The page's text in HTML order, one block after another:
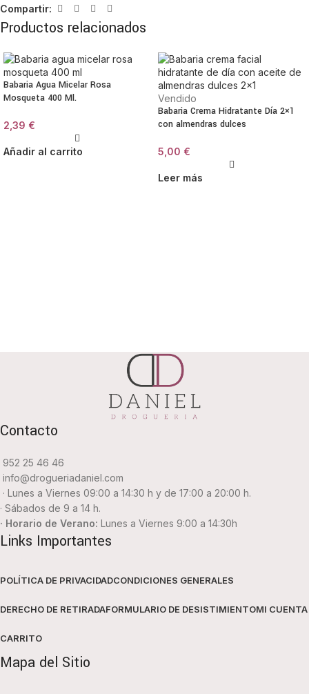
Compartir:
Productos relacionados
Babaria Agua Micelar Rosa
Mosqueta 400 Ml.
2,39 €
Añadir al carrito
Vendido
Babaria Crema Hidratante Día 2×1
con almendras dulces
5,00 €
Leer más
Contacto
952 25 46 46
info@drogueriadaniel.com
· Lunes a Viernes 09:00 a 14:30 h y de 17:00 a 20:00 h.
· Sábados de 9 a 14 h.
· Horario de Verano: Lunes a Viernes 9:00 a 14:30h
Links Importantes
POLÍTICA DE PRIVACIDADCONDICIONES GENERALES
DERECHO DE RETIRADAFORMULARIO DE DESISTIMIENTOMI CUENTA
CARRITO
Mapa del Sitio